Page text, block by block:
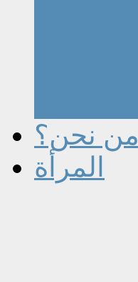
من نحن؟
المرأة